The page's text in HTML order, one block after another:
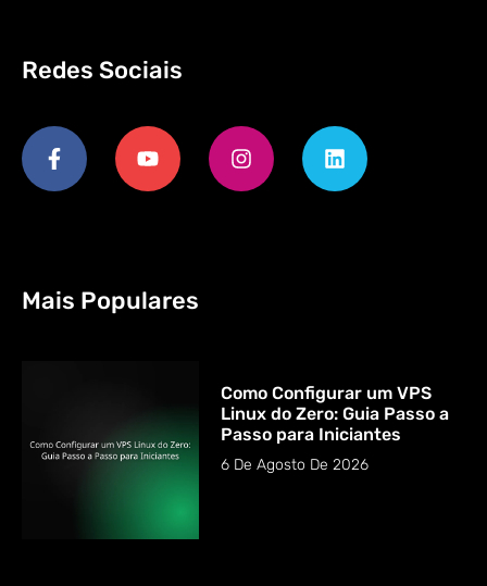
Redes Sociais
Mais Populares
Como Configurar um VPS
Linux do Zero: Guia Passo a
Passo para Iniciantes
6 De Agosto De 2026